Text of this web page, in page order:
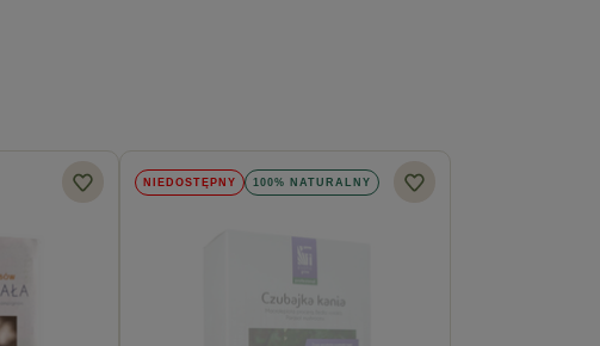
NIEDOSTĘPNY 100% NATURALNY